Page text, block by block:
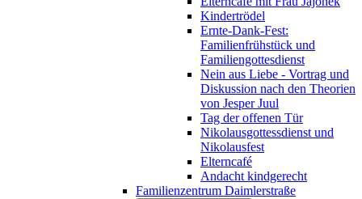
Kindertrödel
Ernte-Dank-Fest:
Familienfrühstück und
Familiengottesdienst
Nein aus Liebe - Vortrag und
Diskussion nach den Theorien
von Jesper Juul
Tag der offenen Tür
Nikolausgottessdienst und
Nikolausfest
Elterncafé
Andacht kindgerecht
Familienzentrum Daimlerstraße